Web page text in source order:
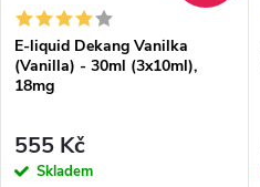
E-liquid Dekang Vanilka
(Vanilla) - 30ml (3x10ml),
18mg
555 Kč
Skladem